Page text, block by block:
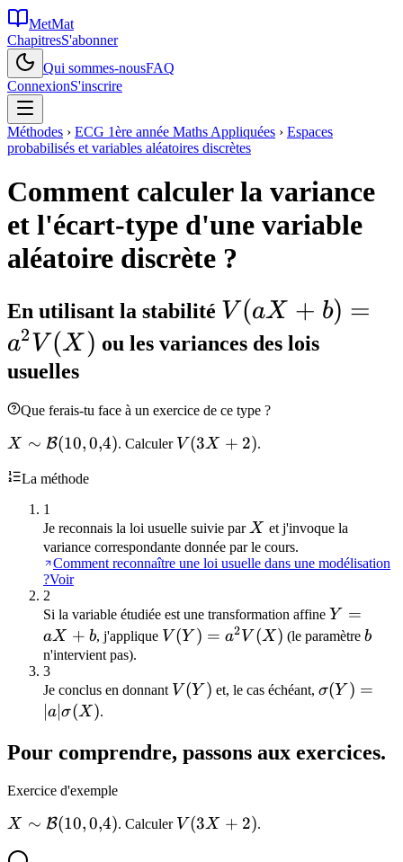
MetMat
ChapitresS'abonner
Qui sommes-nousFAQ
ConnexionS'inscrire
Méthodes › ECG 1ère année Maths Appliquées › Espaces
probabilisés et variables aléatoires discrètes
Comment calculer la variance
et l'écart-type d'une variable
aléatoire discrète ?
En utilisant la stabilité V (aX + b) =
a2 V (X ) ou les variances des lois
usuelles
Que ferais-tu face à un exercice de ce type ?
X\sim\mathcal{B}
X ∼ B(10,0,4). Calculer V(3X+2)
V (3X + 2).
La méthode
1
Je reconnais la loi usuelle suivie parX
X et j'invoque la
variance correspondante donnée par le cours.
Comment reconnaître une loi usuelle dans une modélisation
?Voir
2
Si la variable étudiée est une transformation affine Y=aX+b
Y =
aX + b, j'applique V(Y)=a^2
V (Y ) = a2V (X) (le paramètreb
b
n'intervient pas).
3
Je conclus en donnant V(Y)
V (Y ) et, le cas échéant, σ(Y ) =
a σ(X).
Pour comprendre, passons aux exercices.
Exercice d'exemple
X\sim\mathcal{B}
X ∼ B(10,0,4). Calculer V(3X+2)
V (3X + 2).